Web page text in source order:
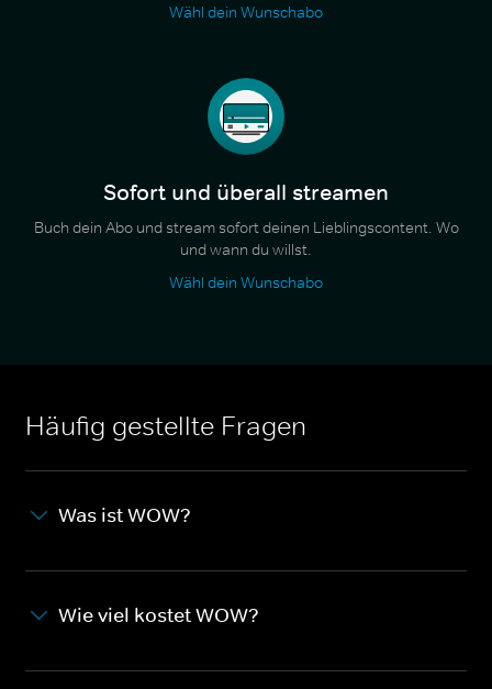
Wähl dein Wunschabo
Sofort und überall streamen
Buch dein Abo und stream sofort deinen Lieblingscontent. Wo
und wann du willst.
Wähl dein Wunschabo
Häufig gestellte Fragen
Was ist WOW?
Wie viel kostet WOW?